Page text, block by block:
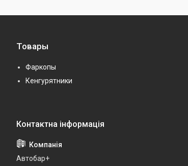
Товары
Фаркопы
Кенгурятники
Автобар+